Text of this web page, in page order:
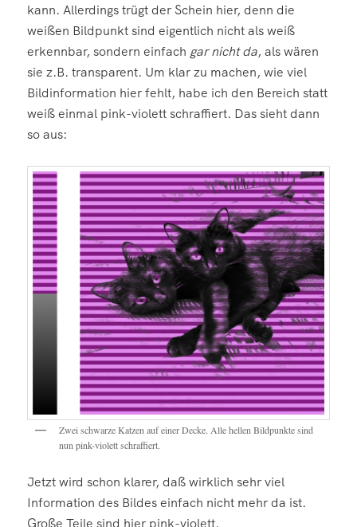
kann. Allerdings trügt der Schein hier, denn die
weißen Bildpunkt sind eigentlich nicht als weiß
erkennbar, sondern einfach gar nicht da, als wären
sie z.B. transparent. Um klar zu machen, wie viel
Bildinformation hier fehlt, habe ich den Bereich statt
weiß einmal pink-violett schraffiert. Das sieht dann
so aus:
Zwei schwarze Katzen auf einer Decke. Alle hellen Bildpunkte sind
nun pink-violett schraffiert.
Jetzt wird schon klarer, daß wirklich sehr viel
Information des Bildes einfach nicht mehr da ist.